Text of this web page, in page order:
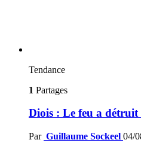
Tendance
1 Partages
Diois : Le feu a détruit
Par Guillaume Sockeel 04/